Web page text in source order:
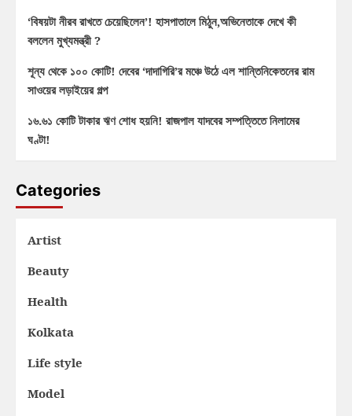
‘বিষয়টা নীরব রাখতে চেয়েছিলেন’! হাসপাতালে মিঠুন,অভিনেতাকে দেখে কী
বললেন মুখ্যমন্ত্রী ?
শূন্য থেকে ১০০ কোটি! দেবের ‘দাদাগিরি’র মঞ্চে উঠে এল শান্তিনিকেতনের রাম
সাওয়ের লড়াইয়ের গল্প
১৬.৬১ কোটি টাকার ঋণ শোধ হয়নি! রাজপাল যাদবের সম্পত্তিতে নিলামের
ঘণ্টা!
Categories
Artist
Beauty
Health
Kolkata
Life style
Model